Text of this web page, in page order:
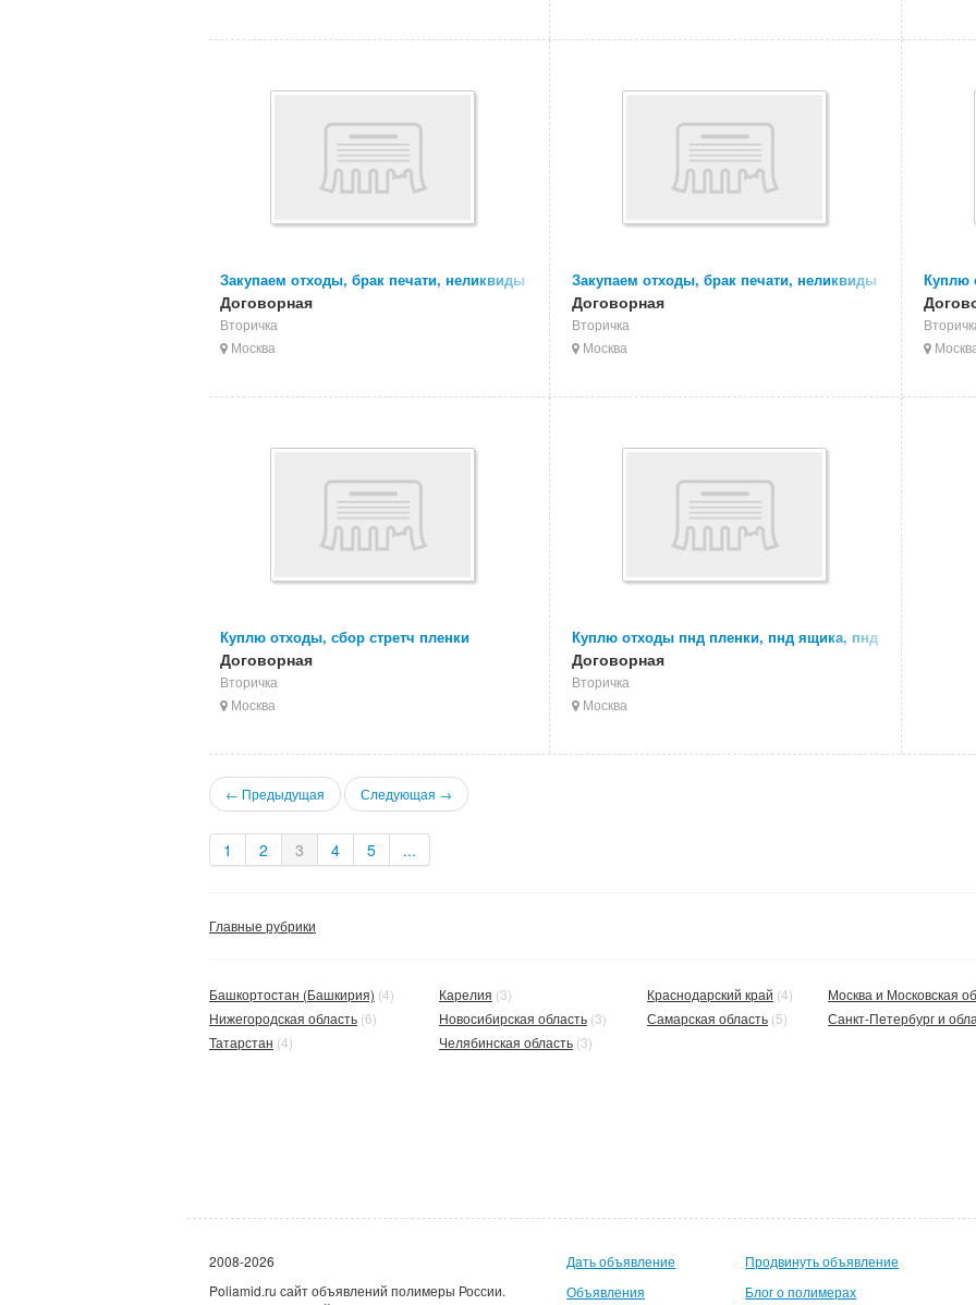
Закупаем отходы, брак печати, неликвиды
CPP БОПП пленки
Договорная
Вторичка
Москва
Закупаем отходы, брак печати, неликвиды
полипропиленовой пленки
Договорная
Вторичка
Москва
Куплю
Куплю отходы, сбор стретч пленки
Договорная
Вторичка
Москва
Куплю отходы пнд пленки, пнд ящика, пнд
трубы
Договорная
Вторичка
Москва
← Предыдущая Следующая →
1 2 3 4 5 ...
Главные рубрики
Башкортостан (Башкирия) (4)
Нижегородская область (6)
Татарстан (4)
Карелия (3)
Новосибирская область (3)
Челябинская область (3)
Краснодарский край (4)
Самарская область (5)
Москва и Московская
Санкт-Петербург и
2008-2026
Poliamid.ru сайт объявлений полимеры России.
Дать объявление
Объявления
Продвинуть объявление
Блог о полимерах